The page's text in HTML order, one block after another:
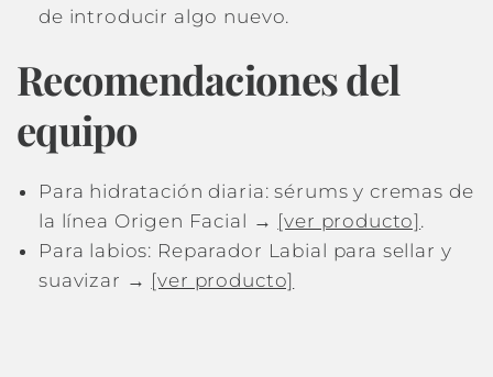
de introducir algo nuevo.
Recomendaciones del
equipo
Para hidratación diaria: sérums y cremas de
la línea Origen Facial → [ver producto] .
Para labios: Reparador Labial para sellar y
suavizar → [ver producto]